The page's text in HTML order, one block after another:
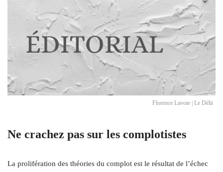
Florence Lavoie | Le Délit
Ne crachez pas sur les complotistes
La prolifération des théories du complot est le résultat de l’échec